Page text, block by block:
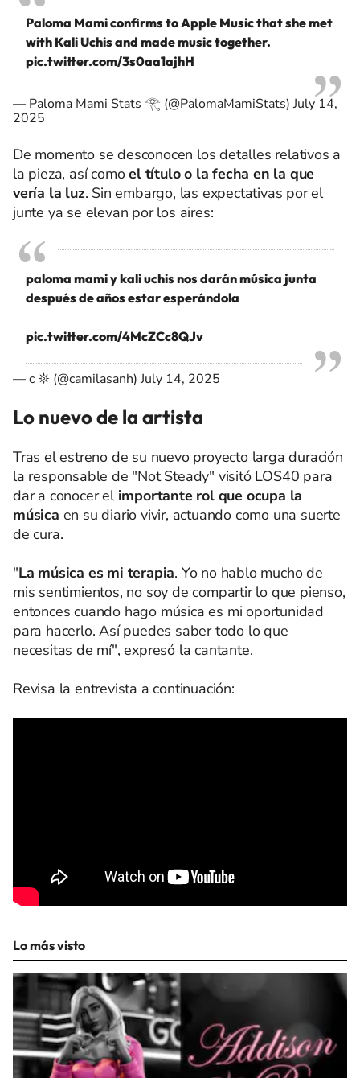
Paloma Mami confirms to Apple Music that she met
with Kali Uchis and made music together.
pic.twitter.com/3s0aa1ajhH
— Paloma Mami Stats 𓂀 (@PalomaMamiStats)July 14,
2025
De momento se desconocen los detalles relativos a
la pieza, así comoel título o la fecha en la que
vería la luz. Sin embargo, las expectativas por el
junte ya se elevan por los aires:
paloma mami y kali uchis nos darán música junta
después de años estar esperándola
pic.twitter.com/4McZCc8QJv
— c 𖤓 (@camilasanh)July 14, 2025
Lo nuevo de la artista
Tras el estreno de su nuevo proyecto larga duración
la responsable de "Not Steady" visitó LOS40 para
dar a conocer el importante rol que ocupa la
música en su diario vivir, actuando como una suerte
de cura.
"La música es mi terapia. Yo no hablo mucho de
mis sentimientos, no soy de compartir lo que pienso,
entonces cuando hago música es mi oportunidad
para hacerlo. Así puedes saber todo lo que
necesitas de mí", expresó la cantante.
Revisa la entrevista a continuación:
Lo más visto